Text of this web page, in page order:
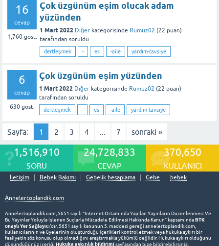
16
cevap
1,760 göst.
Çok üzgünüm eşim olucak adam
yüzünden
1 Mart 2022 Diğer kategorisinde Rumuz02 (22 puan)
tarafından soruldu
dertleşmek - es -aile yardım-tavsiye
6
cevap
630göst.
Çok üzgünüm eşim yüzünden
1 Mart 2022 Diğer kategorisinde Rumuz02 (22 puan)
tarafından soruldu
dertleşmek - es -aile yardım-tavsiye
Sayfa: 1 2 3 4 7 sonraki »
1,516,910
SORU
24,728,833
CEVAP
370,650
KULLANICI
İletişim Bebek Bakımı Gebelik hesaplama Gebe bebek
Annelertoplandik.com
Annelertoplandik.com, 5651 sayılı “İnternet Ortamında Yapılan Yayınların Düzenlenmesi Ve
Bu Yayınlar Yoluyla İşlenen Suçlarla Mücadele Edilmesi Hakkında Kanun” kapsamındaBTK
onaylı Yer Sağlayıcı'dır. 5651 sayılı kanunun 5. maddesi gereği annelertoplandik.com,
kullanıcılarının ve üyelerinin oluşturduğu içerikleri kontrol etmek veya hukuka aykırı bir
faaliyetin söz konusu olup olmadığını araştırmakla yükümlü değildir. Hukuka aykırı olduğunu
düşündüğünüz içeriği Hukuka aykırılık bildirimisayfasından bize bildirebilirsiniz.